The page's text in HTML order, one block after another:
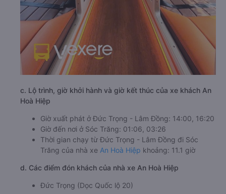
c. Lộ trình, giờ khởi hành và giờ kết thúc của xe khách An
Hoà Hiệp
Giờ xuất phát ở Đức Trọng - Lâm Đồng: 14:00, 16:20
Giờ đến nơi ở Sóc Trăng: 01:06, 03:26
Thời gian chạy từ Đức Trọng - Lâm Đồng đi Sóc
Trăng của nhà xe An Hoà Hiệp khoảng: 11.1 giờ
d. Các điểm đón khách của nhà xe An Hoà Hiệp
Đức Trọng (Dọc Quốc lộ 20)